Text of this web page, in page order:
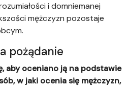
i domniemanej
mężczyzn pozostaje
pożądanie
aby oceniano ją na podstawie
w jaki ocenia się mężczyzn,